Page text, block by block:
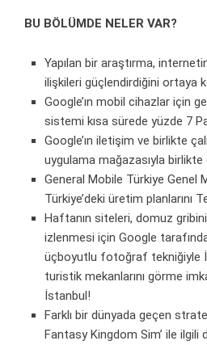
BU BÖLÜMDE NELER VAR?
Yapılan bir araştırma,
ilişkileri güçlendirdiğini ortaya
Google’ın mobil cihazlar için
sistemi kısa sürede yüzde 7
Google’ın iletişim ve birlikte
uygulama mağazasıyla
General Mobile Türkiye Genel
Türkiye’deki üretim planlarını
Haftanın siteleri, domuz gribinin
izlenmesi için Google
üçboyutlu fotoğraf tekniğiyle
turistik mekanlarını görme
İstanbul!
Farklı bir dünyada geçen
Fantasy Kingdom Sim’ ile ilgili